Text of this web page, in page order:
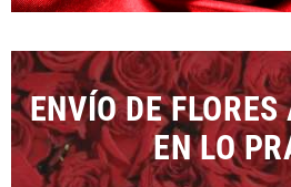
ENVÍO DE
EN LO